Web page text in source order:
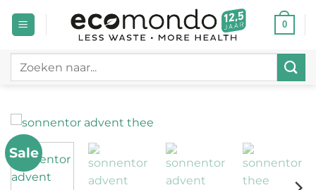
naar
0
Zoeken
Sale